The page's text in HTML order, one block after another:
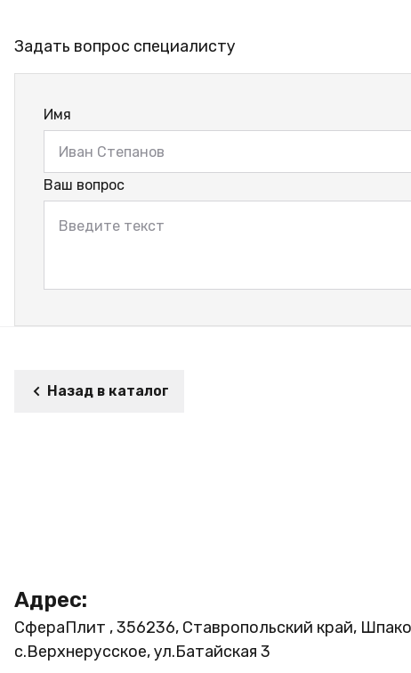
Задать вопрос специалисту
Имя
Ваш вопрос
Назад в каталог
Адрес:
СфераПлит , 356236, Ставропольский край,
с.Верхнерусское, ул.Батайская 3